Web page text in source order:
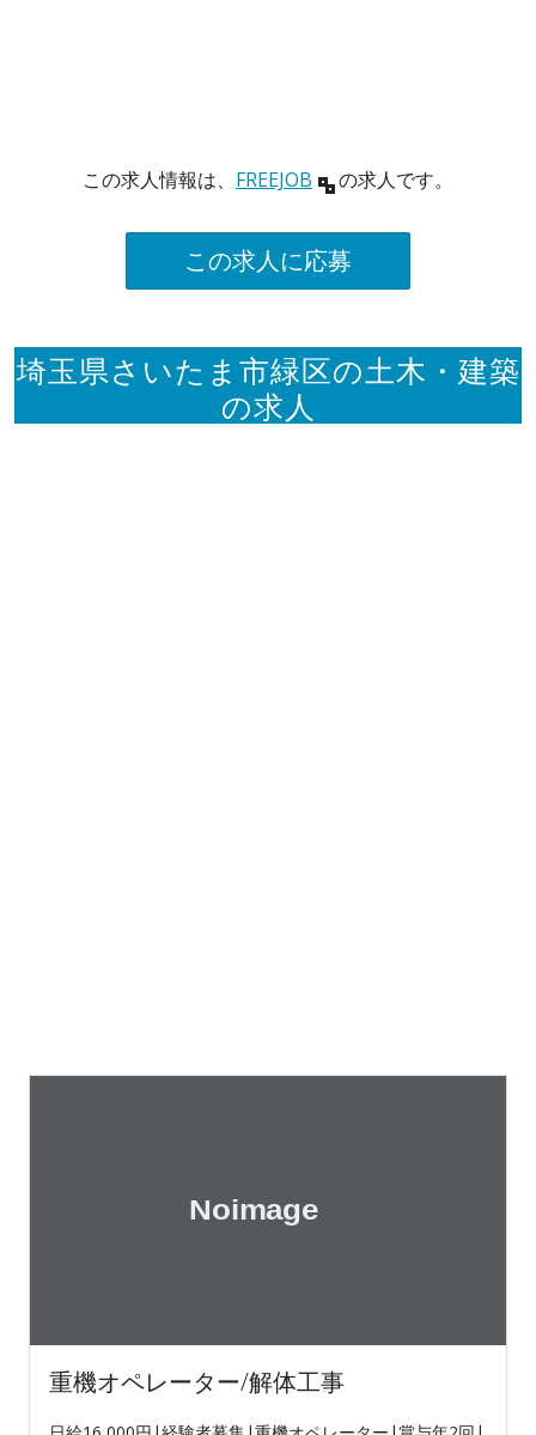
この求人情報は、 FREEJOB の求人です。
この求人に応募
埼玉県さいたま市緑区の土木・建築
の求人
重機オペレーター/解体工事